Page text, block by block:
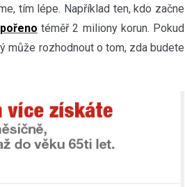
tím lépe. Například ten, kdo začne
téměř 2 miliony korun. Pokud
může rozhodnout o tom, zda budete